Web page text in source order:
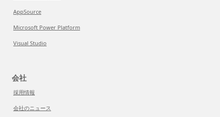
AppSource
Microsoft Power Platform
Visual Studio
会社
採用情報
会社のニュース